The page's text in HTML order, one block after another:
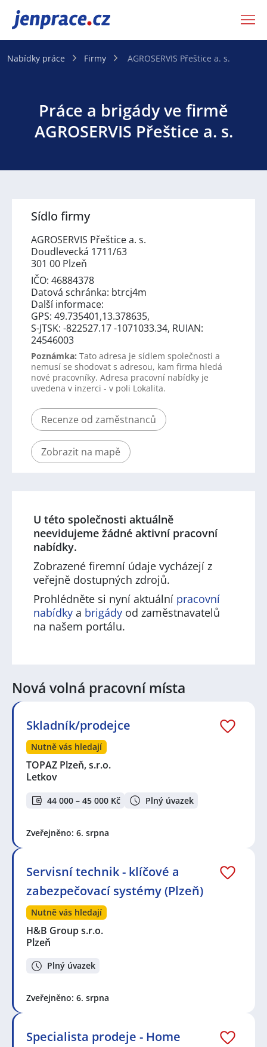
JenPráce.cz
Nabídky práce Firmy AGROSERVIS Přeštice a. s.
Práce a brigády ve firmě
AGROSERVIS Přeštice a. s.
Sídlo firmy
AGROSERVIS Přeštice a. s.
Doudlevecká 1711/63
301 00 Plzeň
IČO: 46884378
Datová schránka: btrcj4m
Další informace:
GPS: 49.735401,13.378635,
S-JTSK: -822527.17 -1071033.34, RUIAN:
24546003
Poznámka: Tato adresa je sídlem společnosti a
nemusí se shodovat s adresou, kam firma hledá
nové pracovníky. Adresa pracovní nabídky je
uvedena v inzerci - v poli Lokalita.
Recenze od zaměstnanců
Zobrazit na mapě
U této společnosti aktuálně
neevidujeme žádné aktivní pracovní
nabídky.
Zobrazené firemní údaje vycházejí z
veřejně dostupných zdrojů.
Prohlédněte si nyní aktuální pracovní
nabídky a brigády od zaměstnavatelů
na našem portálu.
Nová volná pracovní místa
Skladník/prodejce
Nutně vás hledají
TOPAZ Plzeň, s.r.o.
Letkov
44 000 – 45 000 Kč Plný úvazek
Zveřejněno: 6. srpna
Servisní technik - klíčové a
zabezpečovací systémy (Plzeň)
Nutně vás hledají
H&B Group s.r.o.
Plzeň
Plný úvazek
Zveřejněno: 6. srpna
Specialista prodeje - Home